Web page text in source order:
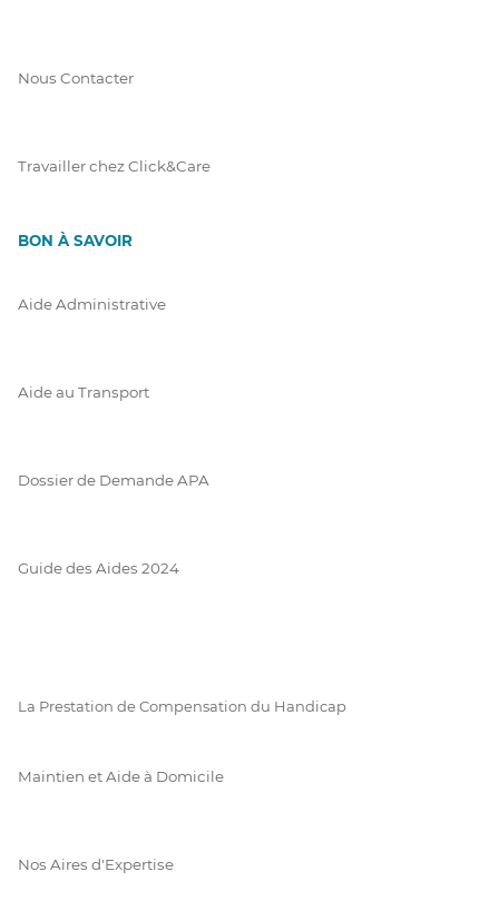
Nous Contacter
Travailler chez Click&Care
BON À SAVOIR
Aide Administrative
Aide au Transport
Dossier de Demande APA
Guide des Aides 2024
La Prestation de Compensation du Handicap
Maintien et Aide à Domicile
Nos Aires d'Expertise